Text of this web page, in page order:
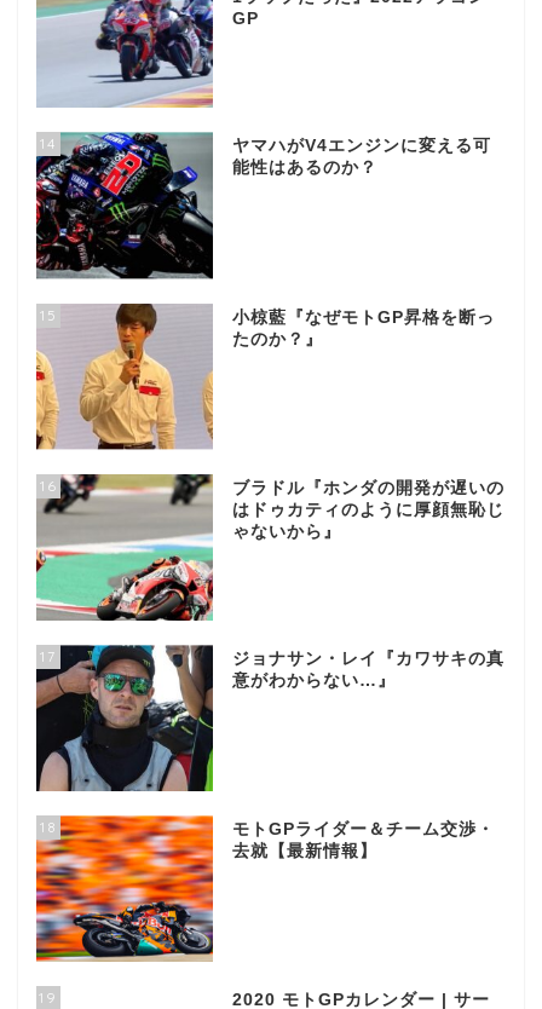
GP
14
ヤマハがV4エンジンに変える可
能性はあるのか？
15
小椋藍『なぜモトGP昇格を断っ
たのか？』
16
ブラドル『ホンダの開発が遅いの
はドゥカティのように厚顔無恥じ
ゃないから』
17
ジョナサン・レイ『カワサキの真
意がわからない…』
18
モトGPライダー＆チーム交渉・
去就【最新情報】
19
2020 モトGPカレンダー | サー